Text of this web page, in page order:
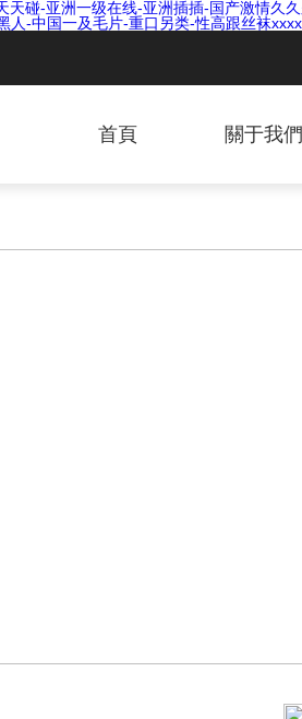
碰-亚洲一级在线-亚洲插插-国产激情
-中国一及毛片-重口另类-性高跟丝袜
首頁 關于我們